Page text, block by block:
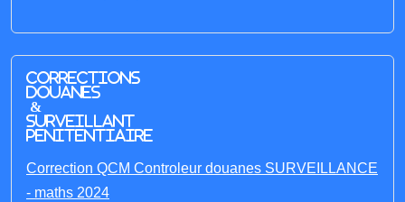
Corrections
Douanes
&
Surveillant
penitentiaire
Correction QCM Controleur douanes SURVEILLANCE
- maths 2024